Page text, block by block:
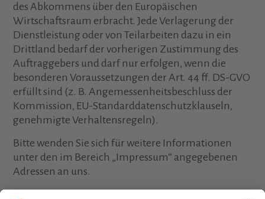
des Abkommens über den Europäischen
Wirtschaftsraum erbracht. Jede Verlagerung der
Dienstleistung oder von Teilarbeiten dazu in ein
Drittland bedarf der vorherigen Zustimmung des
Auftraggebers und darf nur erfolgen, wenn die
besonderen Voraussetzungen der Art. 44 ff. DS-GVO
erfüllt sind (z. B. Angemessenheitsbeschluss der
Kommission, EU-Standarddatenschutzklauseln,
genehmigte Verhaltensregeln).
Bitte wenden Sie sich für weitere Informationen
unter den im Bereich „Impressum“ angegebenen
Adressen an uns.